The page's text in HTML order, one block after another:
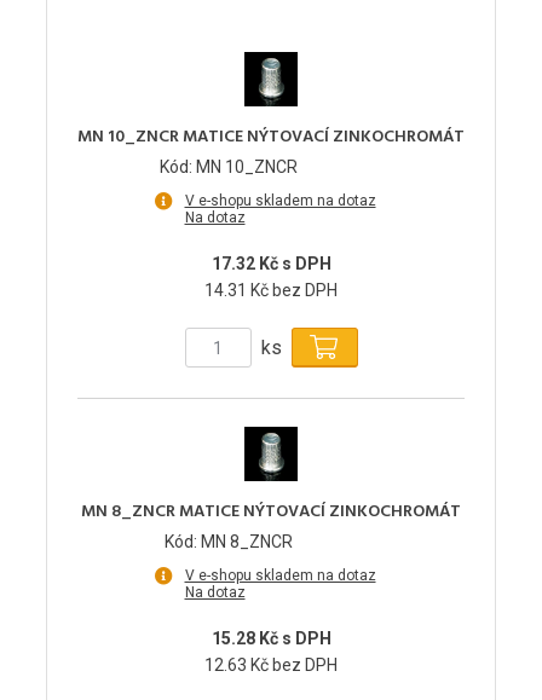
MN 10_ZNCR MATICE NÝTOVACÍ ZINKOCHROMÁT
Kód: MN 10_ZNCR
V e-shopu skladem na dotaz
Na dotaz
17.32 Kč s DPH
14.31 Kč bez DPH
ks
MN 8_ZNCR MATICE NÝTOVACÍ ZINKOCHROMÁT
Kód: MN 8_ZNCR
V e-shopu skladem na dotaz
Na dotaz
15.28 Kč s DPH
12.63 Kč bez DPH